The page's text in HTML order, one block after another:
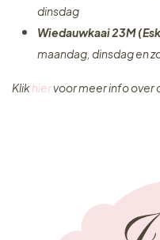
dinsdag
Wiedauwkaai 23M
maandag, dinsdag en
Klikhiervoor meer info over